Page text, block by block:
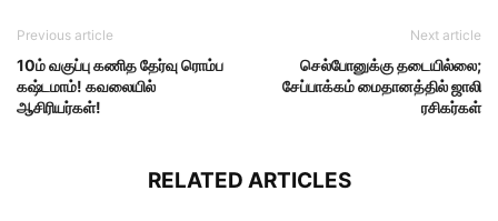
Previous article
10ம் வகுப்பு கணித தேர்வு ரொம்ப
கஷ்டமாம்! கவலையில்
ஆசிரியர்கள்!
Next article
செல்போனுக்கு தடையில்லை;
சேப்பாக்கம் மைதானத்தில் ஜாலி
ரசிகர்கள்
RELATED ARTICLES